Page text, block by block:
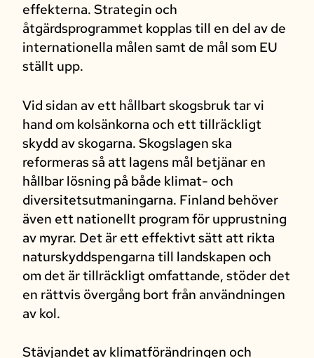
effekterna. Strategin och
åtgärdsprogrammet kopplas till en del av de
internationella målen samt de mål som EU
ställt upp.
Vid sidan av ett hållbart skogsbruk tar vi
hand om kolsänkorna och ett tillräckligt
skydd av skogarna. Skogslagen ska
reformeras så att lagens mål betjänar en
hållbar lösning på både klimat- och
diversitetsutmaningarna. Finland behöver
även ett nationellt program för upprustning
av myrar. Det är ett effektivt sätt att rikta
naturskyddspengarna till landskapen och
om det är tillräckligt omfattande, stöder det
en rättvis övergång bort från användningen
av kol.
Stävjandet av klimatförändringen och